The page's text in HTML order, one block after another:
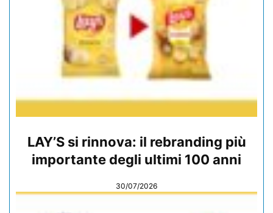
LAY’S si rinnova: il rebranding più
importante degli ultimi 100 anni
30/07/2026